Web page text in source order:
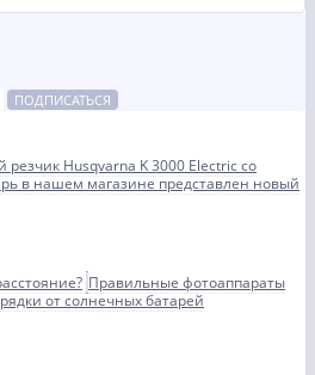
ПОДПИСАТЬСЯ
резчик Husqvarna K 3000 Electric со
в нашем магазине представлен новый
Правильные фотоаппараты
от солнечных батарей